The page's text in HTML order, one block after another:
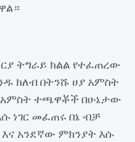
ትግራይ ክልል የተፈጠረው
ክለብ በትንሹ ሀያ አምስት
አምስት ተጫዋቾች በሁኔታው
ነገር መፈጠሩ በኔ ብቻ
አንደኛው ምክንያት እሱ